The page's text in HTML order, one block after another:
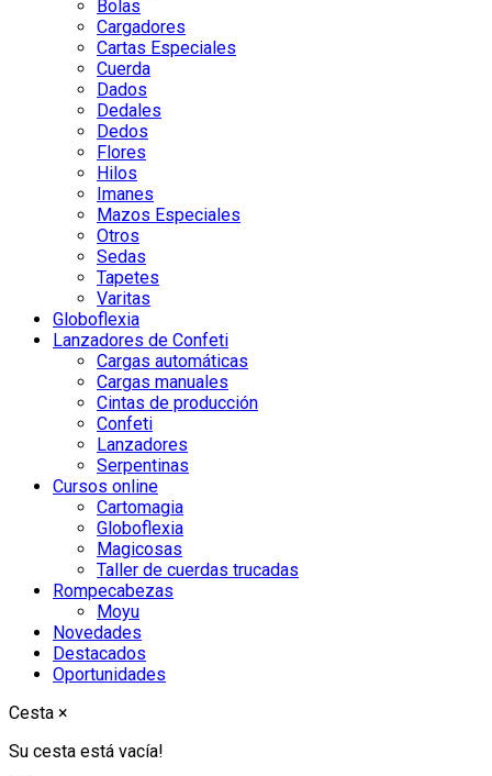
Bolas
Cargadores
Cartas Especiales
Cuerda
Dados
Dedales
Dedos
Flores
Hilos
Imanes
Mazos Especiales
Otros
Sedas
Tapetes
Varitas
Globoflexia
Lanzadores de Confeti
Cargas automáticas
Cargas manuales
Cintas de producción
Confeti
Lanzadores
Serpentinas
Cursos online
Cartomagia
Globoflexia
Magicosas
Taller de cuerdas trucadas
Rompecabezas
Moyu
Novedades
Destacados
Oportunidades
Cesta ×
Su cesta está vacía!